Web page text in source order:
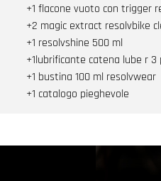
+1 flacone vuoto con trigger
+2 magic extract resolvbike
+1 resolvshine 500 ml
+1lubrificante catena lube r 3
+1 bustina 100 ml resolvwear
+1 catalogo pieghevole